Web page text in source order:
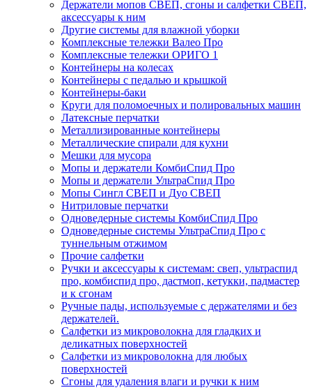
Держатели мопов СВЕП, сгоны и салфетки СВЕП,
аксессуары к ним
Другие системы для влажной уборки
Комплексные тележки Валео Про
Комплексные тележки ОРИГО 1
Контейнеры на колесах
Контейнеры с педалью и крышкой
Контейнеры-баки
Круги для поломоечных и полировальных машин
Латексные перчатки
Металлизированные контейнеры
Металлические спирали для кухни
Мешки для мусора
Мопы и держатели КомбиСпид Про
Мопы и держатели УльтраСпид Про
Мопы Сингл СВЕП и Дуо СВЕП
Нитриловые перчатки
Одноведерные системы КомбиСпид Про
Одноведерные системы УльтраСпид Про с
туннельным отжимом
Прочие салфетки
Ручки и аксессуары к системам: свеп, ультраспид
про, комбиспид про, дастмоп, кетукки, падмастер
и к сгонам
Ручные пады, используемые с держателями и без
держателей.
Салфетки из микроволокна для гладких и
деликатных поверхностей
Салфетки из микроволокна для любых
поверхностей
Сгоны для удаления влаги и ручки к ним